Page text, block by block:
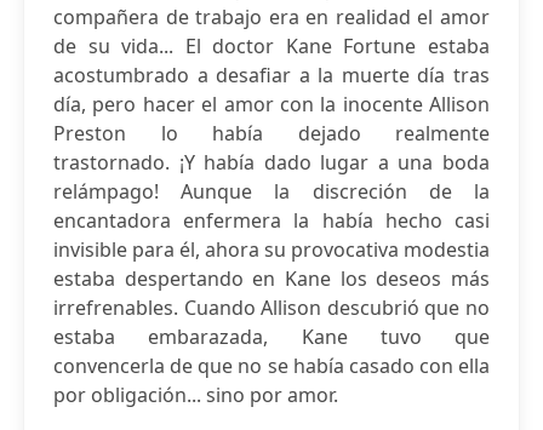
compañera de trabajo era en realidad el amor
de su vida... El doctor Kane Fortune estaba
acostumbrado a desafiar a la muerte día tras
día, pero hacer el amor con la inocente Allison
Preston lo había dejado realmente
trastornado. ¡Y había dado lugar a una boda
relámpago! Aunque la discreción de la
encantadora enfermera la había hecho casi
invisible para él, ahora su provocativa modestia
estaba despertando en Kane los deseos más
irrefrenables. Cuando Allison descubrió que no
estaba embarazada, Kane tuvo que
convencerla de que no se había casado con ella
por obligación... sino por amor.